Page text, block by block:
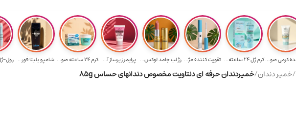
شوینده کرمی صور...کرم ژل ۲۴ ساعته... تقویت‌ کننده مژ... رژ لب جامد لوکس... پرایمر زیرساز آ... کرم 24 ساعته صو... شامپو بلیتا فور... رول-
/خمیر دندان/خمیردندان حرفه ای دنتاویت مخصوص دندان­های حساس 85g